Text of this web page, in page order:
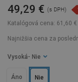
Katalógová cena: 61,60 €
49,29 € (s DPH)
Najnižšia cena za
Vysoká - Nie
Nie
Áno